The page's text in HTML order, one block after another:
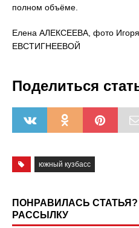
полном объёме.
Елена АЛЕКСЕЕВА, фото
ЕВСТИГНЕЕВОЙ
Поделиться
южный кузбасс
ПОНРАВИЛАСЬ
РАССЫЛКУ